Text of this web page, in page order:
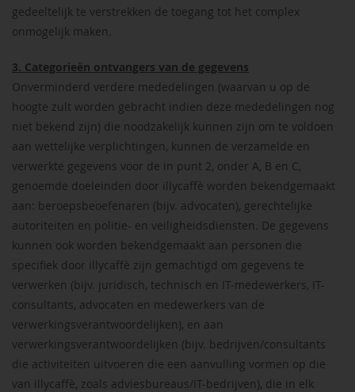
gedeeltelijk te verstrekken de toegang tot het complex
onmogelijk maken.
3. Categorieën ontvangers van de gegevens
Onverminderd verdere mededelingen (waarvan u op de
hoogte zult worden gebracht indien deze mededelingen nog
niet bekend zijn) die noodzakelijk kunnen zijn om te voldoen
aan wettelijke verplichtingen, kunnen de verzamelde en
verwerkte gegevens voor de in punt 2, onder A, B en C,
genoemde doeleinden door illycaffè worden bekendgemaakt
aan: beroepsbeoefenaren (bijv. advocaten), gerechtelijke
autoriteiten en politie- en veiligheidsdiensten. De gegevens
kunnen ook worden bekendgemaakt aan personen die
specifiek door illycaffè zijn gemachtigd om gegevens te
verwerken (bijv. juridisch, technisch en IT-medewerkers, IT-
consultants, advocaten en medewerkers van de
verwerkingsverantwoordelijken), en aan
verwerkingsverantwoordelijken (bijv. bedrijven/consultants
die activiteiten uitvoeren die een aanvulling vormen op die
van illycaffè, zoals adviesbureaus/IT-bedrijven), die in elk